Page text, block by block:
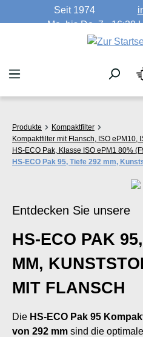
Zum Hauptinhalt springen
Seit 1974
Mo. bis Do. 7 - 16:30
Produkte
Kompaktfilter
Kompaktfilter mit Flansch, ISO ePM10,
HS-ECO Pak, Klasse ISO ePM1 80%
HS-ECO Pak 95, Tiefe 292 mm,
Entdecken Sie unsere
HS-ECO PAK
MM,
MIT FLANSCH
Die HS-ECO Pak 95
von 292 mm sind die